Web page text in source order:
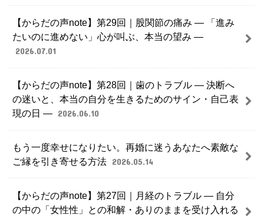
【からだの声note】第29回｜股関節の痛み ― 「進み
たいのに進めない」心が叫ぶ、本当の望み ―
2026.07.01
【からだの声note】第28回｜歯のトラブル ― 決断へ
の迷いと、本当の自分を生きるためのサイン・自己表
現の日 ― 2026.06.10
もう一度幸せになりたい。再婚に迷うあなたへ素敵な
ご縁を引き寄せる方法 2026.05.14
【からだの声note】第27回｜月経のトラブル ― 自分
の中の「女性性」との和解・ありのままを受け入れる